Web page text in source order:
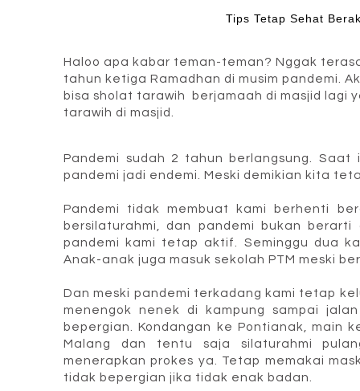
Tips Tetap Sehat
Haloo apa kabar teman-teman? Nggak
tahun ketiga Ramadhan di musim pandemi.
bisa sholat tarawih berjamaah di masjid lagi
tarawih di masjid.
Pandemi sudah 2 tahun berlangsung.
pandemi jadi endemi. Meski demikian kita
Pandemi tidak membuat kami berhenti
bersilaturahmi, dan pandemi bukan
pandemi kami tetap aktif. Seminggu dua
Anak-anak juga masuk sekolah PTM meski
Dan meski pandemi terkadang kami tetap
menengok nenek di kampung sampai
bepergian. Kondangan ke Pontianak, main
Malang dan tentu saja silaturahmi
menerapkan prokes ya. Tetap memakai
tidak bepergian jika tidak enak badan.